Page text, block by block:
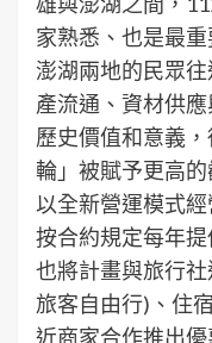
家熟悉、也是最
澎湖兩地的民眾
產流通、資材供
歷史價值和意義
輪」被賦予更高
以全新營運模式
按合約規定每年
也將計畫與旅行
旅客自由行)、住
近商家合作推出